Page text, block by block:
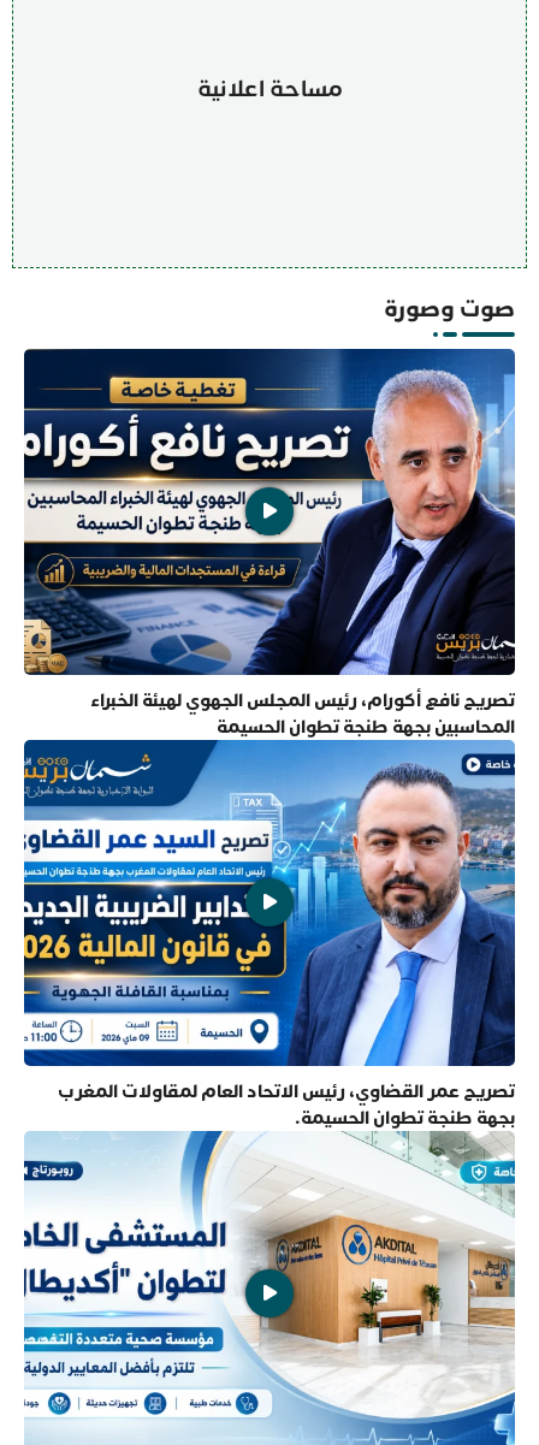
مساحة اعلانية
صوت وصورة
تصريح نافع أكورام، رئيس المجلس الجهوي لهيئة الخبراء
المحاسبين بجهة طنجة تطوان الحسيمة
تصريح عمر القضاوي، رئيس الاتحاد العام لمقاولات المغرب
بجهة طنجة تطوان الحسيمة.